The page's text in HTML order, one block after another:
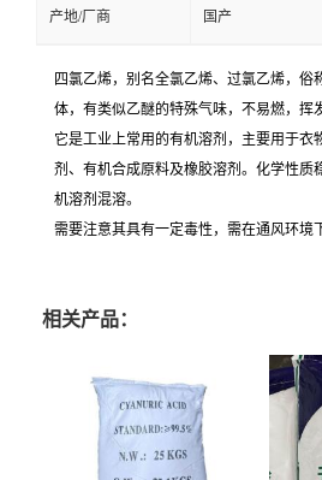
产地/厂商 国产
四氯乙烯，别名全氯乙烯、过氯乙烯，俗
体，有类似乙醚的特殊气味， 不易燃，挥
它是工业上常用的有机溶剂，主要用于衣
剂、有机合成原料及橡胶溶剂。化学性质
机溶剂混溶。
需要注意其具有一定毒性，需在通风环境
相关产品：